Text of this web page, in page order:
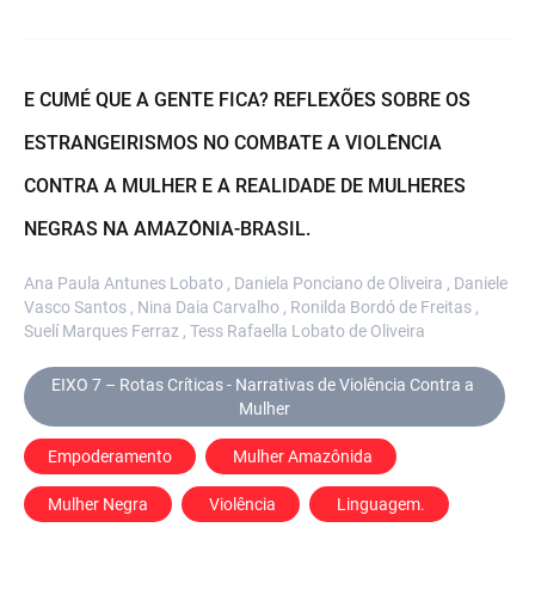
E CUMÉ QUE A GENTE FICA? REFLEXÕES SOBRE OS
ESTRANGEIRISMOS NO COMBATE A VIOLÊNCIA
CONTRA A MULHER E A REALIDADE DE MULHERES
NEGRAS NA AMAZÔNIA-BRASIL.
Ana Paula Antunes Lobato , Daniela Ponciano de Oliveira , Daniele
Vasco Santos , Nina Daia Carvalho , Ronilda Bordó de Freitas ,
Suelí Marques Ferraz , Tess Rafaella Lobato de Oliveira
EIXO 7 – Rotas Críticas - Narrativas de Violência Contra a
Mulher
Empoderamento Mulher Amazônida
Mulher Negra Violência Linguagem.